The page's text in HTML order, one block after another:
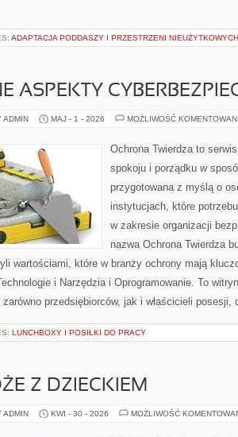
ADAPTACJA PODDASZY I PRZESTRZENI NIEUŻYTKOWYCH
ASPEKTY
ADMIN MAJ - 1 - 2026 MOŻLIWOŚĆ
Ochrona Twierdza to
spokoju i porządku w
przygotowana z myślą o
instytucjach, które
w zakresie organizacji
nazwa Ochrona Twierdza
wartościami, które w branży ochrony mają
i Narzędzia i Oprogramowanie. To
zarówno przedsiębiorców, jak i właścicieli
LUNCHBOXY I POSIŁKI DO PRACY
Z DZIECKIEM
ADMIN KWI - 30 - 2026 MOŻLIWOŚĆ